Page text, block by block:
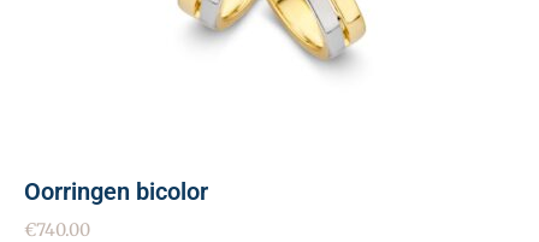
Oorringen bicolor
€740.00